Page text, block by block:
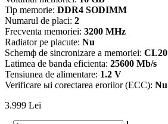
Tip memorie: DDR4 SODIMM
Numarul de placi: 2
Frecventa memoriei: 3200 MHz
Radiator pe placute: Nu
Schemф de sincronizare a memoriei: CL20
Latimea de banda eficienta: 25600 Mb/s
Tensiunea de alimentare: 1.2 V
Verificare ыi corectarea erorilor (ECC): Nu
3.999 Lei